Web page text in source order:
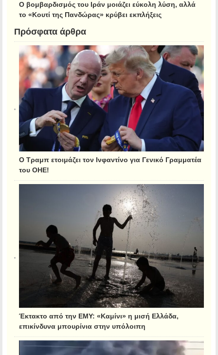
Ο βομβαρδισμός του Ιράν μοιάζει εύκολη λύση, αλλά
το «Κουτί της Πανδώρας» κρύβει εκπλήξεις
Πρόσφατα άρθρα
Ο Τραμπ ετοιμάζει τον Ινφαντίνο για Γενικό Γραμματέα
του ΟΗΕ!
Έκτακτο από την ΕΜΥ: «Καμίνι» η μισή Ελλάδα,
επικίνδυνα μπουρίνια στην υπόλοιπη